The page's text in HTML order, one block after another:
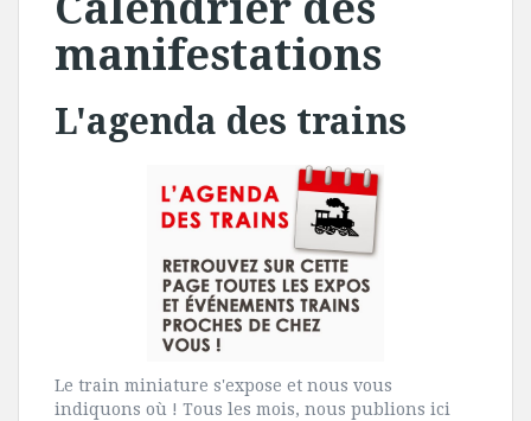
manifestations
L'agenda des trains
Le train miniature s'expose et nous vous
indiquons où ! Tous les mois, nous publions ici